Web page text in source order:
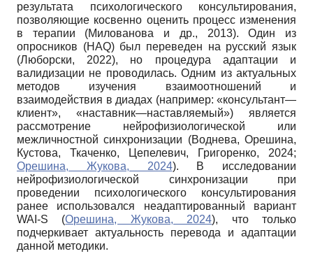
результата психологического консультирования,
позволяющие косвенно оценить процесс изменения
в терапии (Милованова и др., 2013). Один из
опросников (HAQ) был переведен на русский язык
(Люборски, 2022), но процедура адаптации и
валидизации не проводилась. Одним из актуальных
методов изучения взаимоотношений и
взаимодействия в диадах (например: «консультант—
клиент», «наставник—наставляемый») является
рассмотрение нейрофизиологической или
межличностной синхронизации (Воднева, Орешина,
Кустова, Ткаченко, Цепелевич, Григоренко, 2024;
Орешина, Жукова, 2024). В исследовании
нейрофизиологической синхронизации при
проведении психологического консультирования
ранее использовался неадаптированный вариант
WAI-S (Орешина, Жукова, 2024), что только
подчеркивает актуальность перевода и адаптации
данной методики.